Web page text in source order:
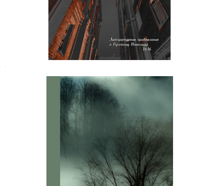
Течет в свой солнце путь: антология
русской поэзии